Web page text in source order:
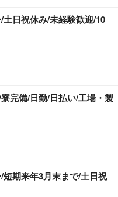
日祝休み/未経験歓迎/10
完備/日勤/日払い/工場・製
期来年3月末まで/土日祝